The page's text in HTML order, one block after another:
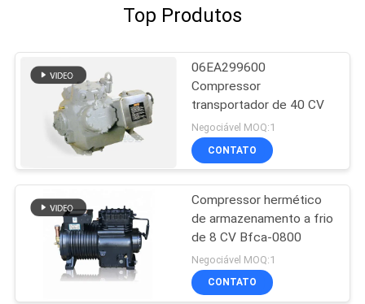
Top Produtos
06EA299600
Compressor
transportador de 40 CV
Negociável MOQ:1
CONTATO
Compressor hermético
de armazenamento a frio
de 8 CV Bfca-0800
Negociável MOQ:1
CONTATO